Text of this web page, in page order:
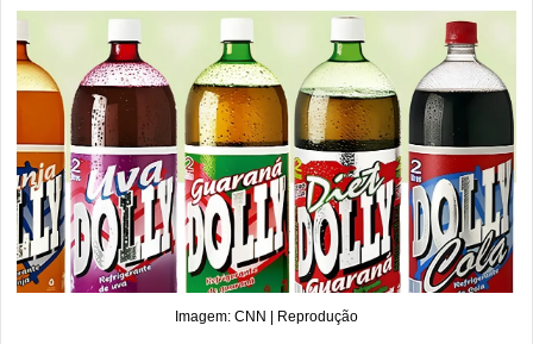
Imagem: CNN | Reprodução